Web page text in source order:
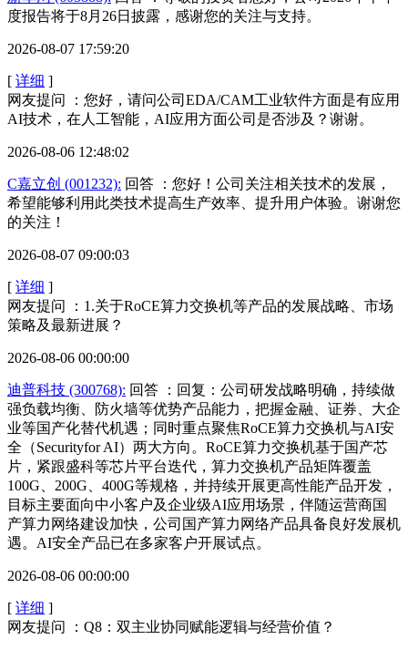
度报告将于8月26日披露，感谢您的关注与支持。
2026-08-07 17:59:20
[ 详细 ]
网友提问 ：您好，请问公司EDA/CAM工业软件方面是有应用
AI技术，在人工智能，AI应用方面公司是否涉及？谢谢。
2026-08-06 12:48:02
C嘉立创 (001232): 回答 ：您好！公司关注相关技术的发展，
希望能够利用此类技术提高生产效率、提升用户体验。谢谢您
的关注！
2026-08-07 09:00:03
[ 详细 ]
网友提问 ：1.关于RoCE算力交换机等产品的发展战略、市场
策略及最新进展？
2026-08-06 00:00:00
迪普科技 (300768): 回答 ：回复：公司研发战略明确，持续做
强负载均衡、防火墙等优势产品能力，把握金融、证券、大企
业等国产化替代机遇；同时重点聚焦RoCE算力交换机与AI安
全（Securityfor AI）两大方向。RoCE算力交换机基于国产芯
片，紧跟盛科等芯片平台迭代，算力交换机产品矩阵覆盖
100G、200G、400G等规格，并持续开展更高性能产品开发，
目标主要面向中小客户及企业级AI应用场景，伴随运营商国
产算力网络建设加快，公司国产算力网络产品具备良好发展机
遇。AI安全产品已在多家客户开展试点。
2026-08-06 00:00:00
[ 详细 ]
网友提问 ：Q8：双主业协同赋能逻辑与经营价值？